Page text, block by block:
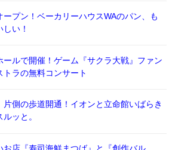
ープン！ベーカリーハウスWAのパン、も
い！
ールで開催！ゲーム『サクラ大戦』ファン
トラの無料コンサート
片側の歩道開通！イオンと立命館いばらき
ッと。